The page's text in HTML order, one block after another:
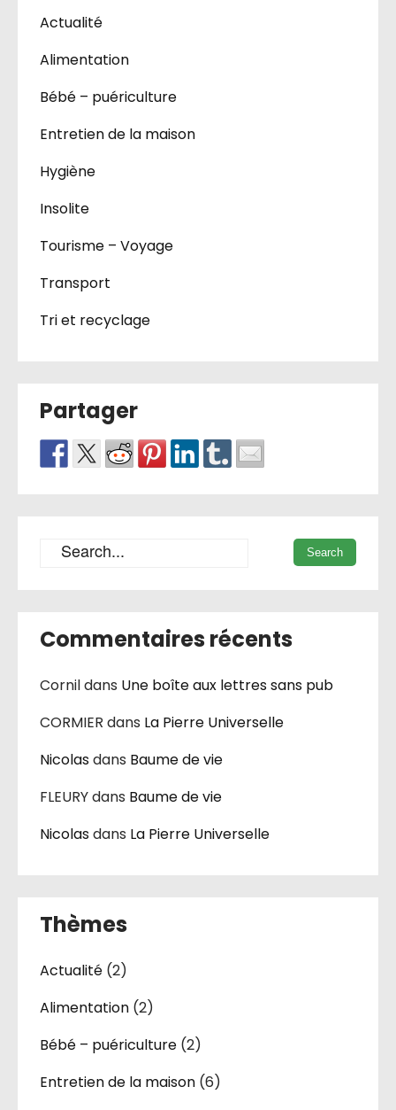
Actualité
Alimentation
Bébé – puériculture
Entretien de la maison
Hygiène
Insolite
Tourisme – Voyage
Transport
Tri et recyclage
Partager
Commentaires récents
Cornildans Une boîte aux lettres sans pub
CORMIER dans La Pierre Universelle
Nicolasdans Baume de vie
FLEURYdans Baume de vie
Nicolasdans La Pierre Universelle
Thèmes
Actualité (2)
Alimentation (2)
Bébé – puériculture (2)
Entretien de la maison (6)